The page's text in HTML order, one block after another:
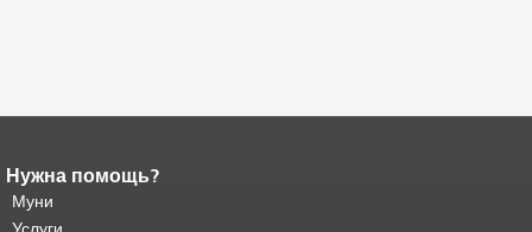
Конец содержимого
страницы.
страницы повторяется на каждой
Нужна помощь?
Муни